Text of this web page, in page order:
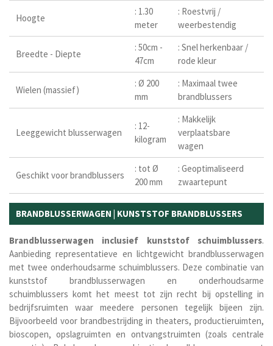
Hoogte
: 1.30
meter
: Roestvrij /
weerbestendig
Breedte - Diepte
: 50cm -
47cm
: Snel herkenbaar /
rode kleur
Wielen (massief)
: Ø 200
mm
: Maximaal twee
brandblussers
Leeggewicht blusserwagen
: 12-
kilogram
: Makkelijk
verplaatsbare
wagen
Geschikt voor brandblussers
: tot Ø
200 mm
: Geoptimaliseerd
zwaartepunt
BRANDBLUSSERWAGEN | KUNSTSTOF BRANDBLUSSERS
Brandblusserwagen inclusief kunststof schuimblussers.
Aanbieding representatieve en lichtgewicht brandblusserwagen
met twee onderhoudsarme schuimblussers. Deze combinatie van
kunststof brandblusserwagen en onderhoudsarme
schuimblussers komt het meest tot zijn recht bij opstelling in
bedrijfsruimten waar meedere personen tegelijk bijeen zijn.
Bijvoorbeeld voor brandbestrijding in theaters, productieruimten,
bioscopen, opslagruimten en ontvangstruimten (zoals centrale